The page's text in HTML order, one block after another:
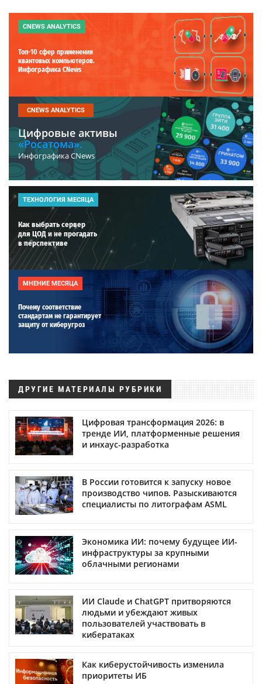
CNEWS ANALYTICS
Топ-10 сфер применения
квантовых компьютеров.
Инфографика CNews
CNEWS ANALYTICS
Цифровые активы
«Росатома».
Инфографика CNews
ТЕХНОЛОГИЯ МЕСЯЦА
Как выбрать сервер
для ЦОД и не прогадать
в перспективе
МНЕНИЕ МЕСЯЦА
Почему соответствие
стандартам не гарантирует
защиту от киберугроз
ДРУГИЕ МАТЕРИАЛЫ РУБРИКИ
Цифровая трансформация 2026: в
тренде ИИ, платформенные решения
и инхаус-разработка
В России готовится к запуску новое
производство чипов. Разыскиваются
специалисты по литографам ASML
Экономика ИИ: почему будущее ИИ-
инфраструктуры за крупными
облачными регионами
ИИ Claude и ChatGPT притворяются
людьми и убеждают живых
пользователей участвовать в
кибератаках
Как киберустойчивость изменила
приоритеты ИБ